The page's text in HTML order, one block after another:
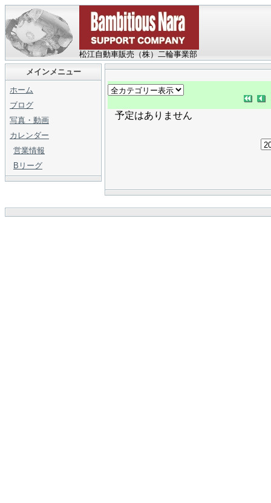
松江自動車販売（株）二輪事業部
メインメニュー
ホーム
ブログ
写真・動画
カレンダー
営業情報
Bリーグ
予定はありません